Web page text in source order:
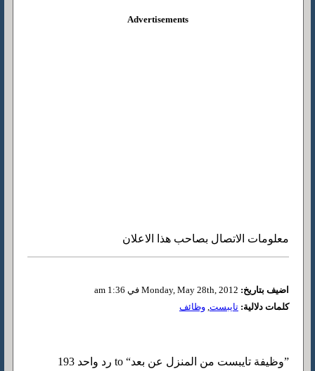
Advertisements
معلومات الاتصال بصاحب هذا الاعلان
اضيف بتاريخ:
كلمات دلالية: تايبست, وظائف
193 رد واحد to “وظيفة تايبست من المنزل عن بعد”